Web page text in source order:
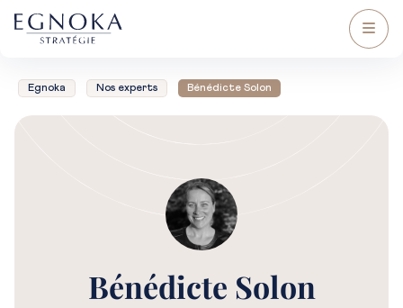
Egnoka Nos experts Bénédicte Solon
Bénédicte Solon